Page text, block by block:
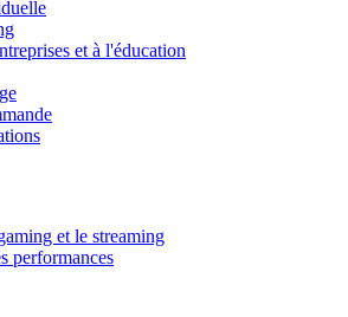
et à l'éducation
et le streaming
performances